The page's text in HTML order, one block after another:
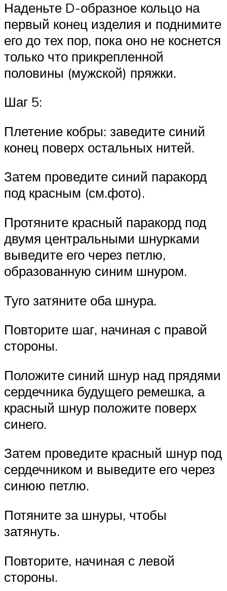
Наденьте D-образное кольцо на
первый конец изделия и поднимите
его до тех пор, пока оно не коснется
только что прикрепленной
половины (мужской) пряжки.
Шаг 5:
Плетение кобры: заведите синий
конец поверх остальных нитей.
Затем проведите синий паракорд
под красным (см.фото).
Протяните красный паракорд под
двумя центральными шнурками
выведите его через петлю,
образованную синим шнуром.
Туго затяните оба шнура.
Повторите шаг, начиная с правой
стороны.
Положите синий шнур над прядями
сердечника будущего ремешка, а
красный шнур положите поверх
синего.
Затем проведите красный шнур под
сердечником и выведите его через
синюю петлю.
Потяните за шнуры, чтобы
затянуть.
Повторите, начиная с левой
стороны.